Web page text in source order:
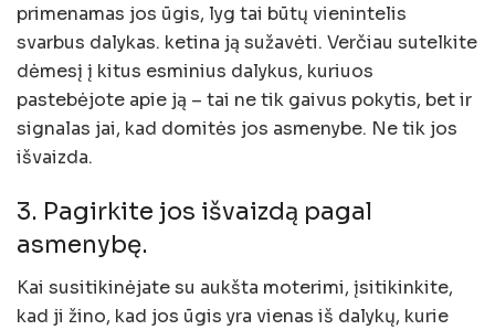
primenamas jos ūgis, lyg tai būtų vienintelis
svarbus dalykas. ketina ją sužavėti. Verčiau sutelkite
dėmesį į kitus esminius dalykus, kuriuos
pastebėjote apie ją – tai ne tik gaivus pokytis, bet ir
signalas jai, kad domitės jos asmenybe. Ne tik jos
išvaizda.
3. Pagirkite jos išvaizdą pagal
asmenybę.
Kai susitikinėjate su aukšta moterimi, įsitikinkite,
kad ji žino, kad jos ūgis yra vienas iš dalykų, kurie